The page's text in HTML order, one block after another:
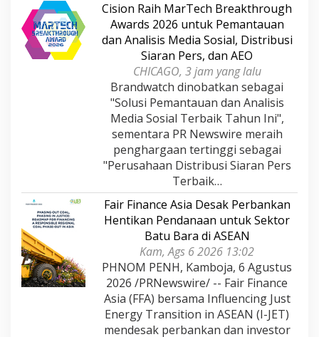
Cision Raih MarTech Breakthrough
Awards 2026 untuk Pemantauan
dan Analisis Media Sosial, Distribusi
Siaran Pers, dan AEO
CHICAGO, 3 jam yang lalu
Brandwatch dinobatkan sebagai
"Solusi Pemantauan dan Analisis
Media Sosial Terbaik Tahun Ini",
sementara PR Newswire meraih
penghargaan tertinggi sebagai
"Perusahaan Distribusi Siaran Pers
Terbaik…
Fair Finance Asia Desak Perbankan
Hentikan Pendanaan untuk Sektor
Batu Bara di ASEAN
Kam, Ags 6 2026 13:02
PHNOM PENH, Kamboja, 6 Agustus
2026 /PRNewswire/ -- Fair Finance
Asia (FFA) bersama Influencing Just
Energy Transition in ASEAN (I-JET)
mendesak perbankan dan investor